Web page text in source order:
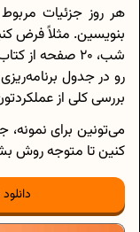
هر روز جزئیات
شب، 20 صفحه
رو در جدول
بررسی کلی از
کنین تا متوجه روش